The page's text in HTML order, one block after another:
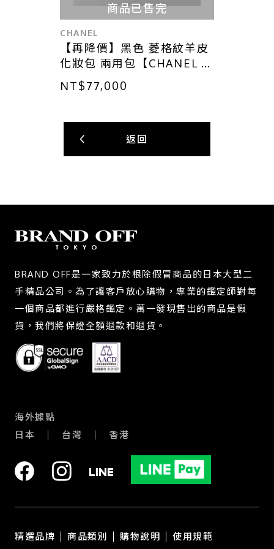
商品已售完
CHANEL
【再降價】黑色 菱格紋羊皮
化妝包 兩用包【CHANEL 香
奈兒】
NT$77,000
返回
BRAND OFF是一家致力於根除假冒商品的日本大型二
手精品公司。為了讓客戶放心購物，專業的鑑定師對每
一個商品都進行嚴格鑑定。萬一發現售出的商品是假
貨，我們將保證全額退款和退貨。
海外據點
日本
台灣 香港
精選品牌 商品類別 購物說明 使用規範